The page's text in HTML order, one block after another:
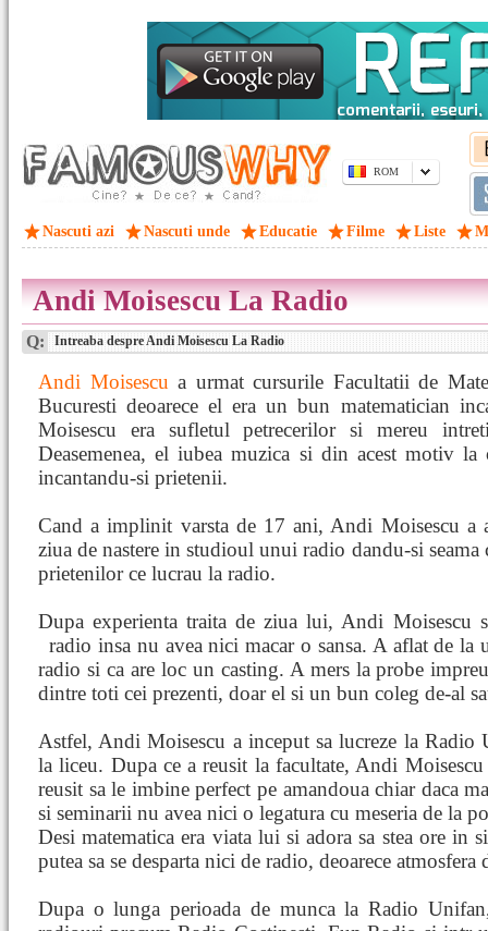
ROM
Nascuti azi Nascuti unde Educatie Filme Liste
Andi Moisescu La Radio
Q: Intreaba despre Andi Moisescu La Radio
Andi Moisescu a urmat cursurile Facultatii de
Bucuresti deoarece el era un bun matematician
Moisescu era sufletul petrecerilor si mereu
Deasemenea, el iubea muzica si din acest motiv
incantandu-si prietenii.
Cand a implinit varsta de 17 ani, Andi Moisescu a
ziua de nastere in studioul unui radio dandu-si seama
prietenilor ce lucrau la radio.
Dupa experienta traita de ziua lui, Andi Moisescu
radio insa nu avea nici macar o sansa. A aflat de la
radio si ca are loc un casting. A mers la probe
dintre toti cei prezenti, doar el si un bun coleg de-al
Astfel, Andi Moisescu a inceput sa lucreze la Radio
la liceu. Dupa ce a reusit la facultate, Andi
reusit sa le imbine perfect pe amandoua chiar daca
si seminarii nu avea nici o legatura cu meseria de la
Desi matematica era viata lui si adora sa stea ore in
putea sa se desparta nici de radio, deoarece atmosfera
Dupa o lunga perioada de munca la Radio